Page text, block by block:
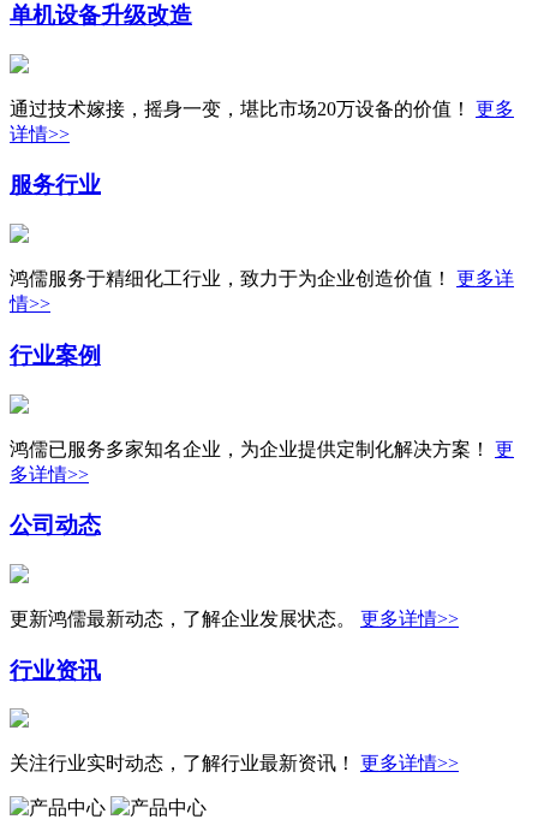
单机设备升级改造
通过技术嫁接，摇身一变，堪比市场20万设备的价值！ 更多
详情>>
服务行业
鸿儒服务于精细化工行业，致力于为企业创造价值！ 更多详
情>>
行业案例
鸿儒已服务多家知名企业，为企业提供定制化解决方案！ 更
多详情>>
公司动态
更新鸿儒最新动态，了解企业发展状态。 更多详情>>
行业资讯
关注行业实时动态，了解行业最新资讯！ 更多详情>>